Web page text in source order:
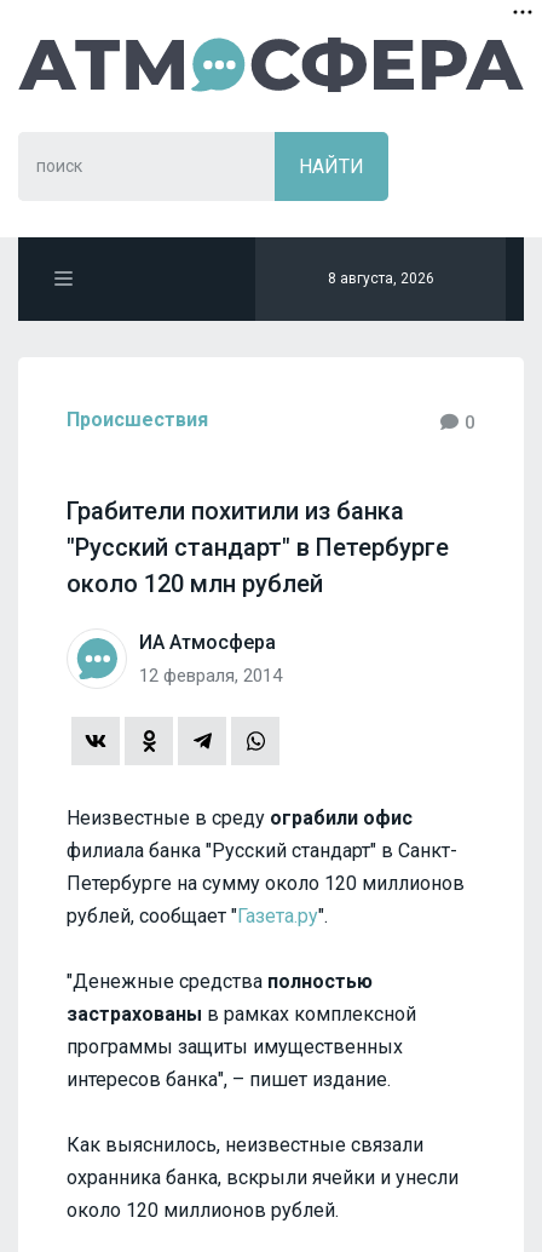
8 августа, 2026
Происшествия 0
Грабители похитили из банка
"Русский стандарт" в Петербурге
около 120 млн рублей
ИА Атмосфера
12 февраля, 2014
Неизвестные в среду ограбили офис
филиала банка "Русский стандарт" в Санкт-
Петербурге на сумму около 120 миллионов
рублей, сообщает "Газета.ру".
"Денежные средства полностью
застрахованы в рамках комплексной
программы защиты имущественных
интересов банка", – пишет издание.
Как выяснилось, неизвестные связали
охранника банка, вскрыли ячейки и унесли
около 120 миллионов рублей.